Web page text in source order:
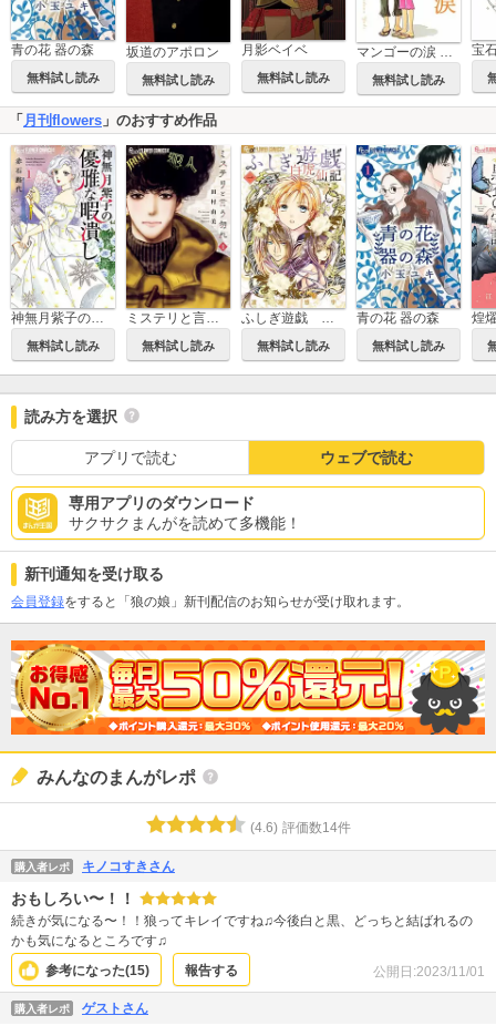
青の花 器の森
無料試し読み
坂道のアポロン
無料試し読み
月影ベイベ
無料試し読み 無料試し読み
「月刊flowers 」のおすすめ作品
神無月紫子の優雅な暇潰し
無料試し読み
ミステリと言う勿れ
無料試し読み
ふしぎ遊戯 白虎仙記
無料試し読み
青の花 器の森
無料試し読み
読み方を選択
アプリで読む ウェブで読む
専用アプリのダウンロード
サクサクまんがを読めて多機能！
新刊通知を受け取る
会員登録をすると「狼の娘」新刊配信のお知らせが受け取れます。
みんなのまんがレポ
(4.6) 評価数14件
購入者レポ キノコすきさん
おもしろい〜！！
続きが気になる〜！！狼ってキレイですね♫今後白と黒、どっちと結ばれるの
かも気になるところです♫
参考になった(15) 報告する 公開日:2023/11/01
購入者レポ ゲストさん